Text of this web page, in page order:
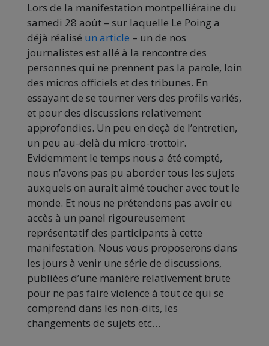
Lors de la manifestation montpelliéraine du
samedi 28 août – sur laquelle Le Poing a
déjà réalisé un article – un de nos
journalistes est allé à la rencontre des
personnes qui ne prennent pas la parole, loin
des micros officiels et des tribunes. En
essayant de se tourner vers des profils variés,
et pour des discussions relativement
approfondies. Un peu en deçà de l’entretien,
un peu au-delà du micro-trottoir.
Evidemment le temps nous a été compté,
nous n’avons pas pu aborder tous les sujets
auxquels on aurait aimé toucher avec tout le
monde. Et nous ne prétendons pas avoir eu
accès à un panel rigoureusement
représentatif des participants à cette
manifestation. Nous vous proposerons dans
les jours à venir une série de discussions,
publiées d’une manière relativement brute
pour ne pas faire violence à tout ce qui se
comprend dans les non-dits, les
changements de sujets etc…